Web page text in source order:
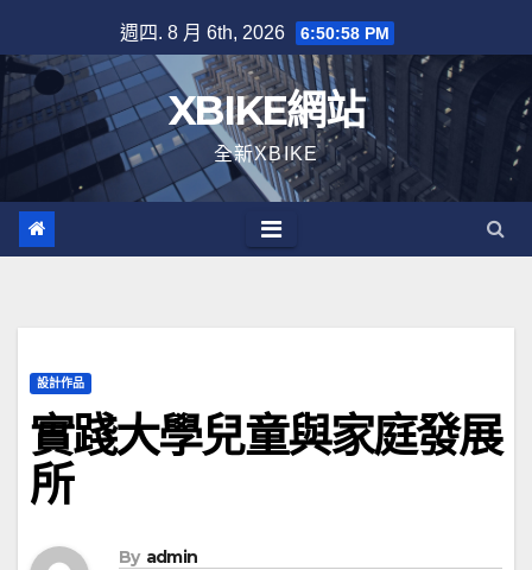
to
content
週四. 8 月 6th, 2026 6:50:58 PM
XBIKE網站
全新XBIKE
設計作品
實踐大學兒童與家庭發展
所
By admin